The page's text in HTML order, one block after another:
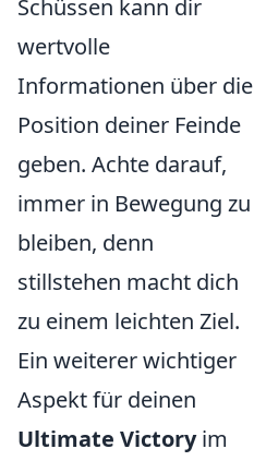
Schüssen kann dir
wertvolle
Informationen über die
Position deiner Feinde
geben. Achte darauf,
immer in Bewegung zu
bleiben, denn
stillstehen macht dich
zu einem leichten Ziel.
Ein weiterer wichtiger
Aspekt für deinen
Ultimate Victoryim